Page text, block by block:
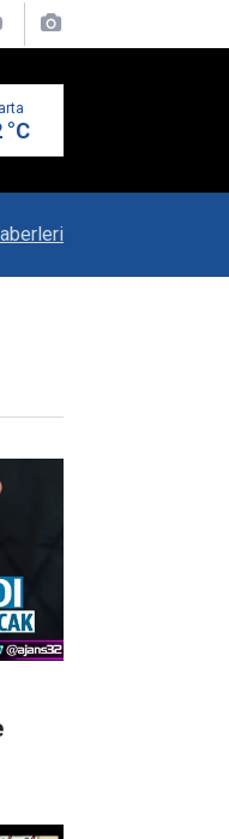
°C
Olanlara Bile Bu